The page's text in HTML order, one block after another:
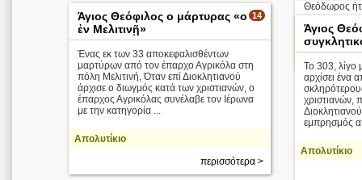
Θεόδωρος
Απολυτίκιο
14
Άγιος Θεόφιλος ο μάρτυρας «ο
ἐν Μελιτινῇ»
Ένας εκ των 33 αποκεφαλισθέντων
μαρτύρων από τον έπαρχο Αγρικόλα στη
πόλη Μελιτινή, Όταν επί Διοκλητιανού
άρχισε ο διωγμός κατά των χριστιανών, ο
έπαρχος Αγρικόλας συνέλαβε τον Ιέρωνα
με την κατηγορία ...
Απολυτίκιο
περισσότερα >
Άγιος
Το 303, λίγο
αρχίσει ένα
χριστιανών,
εμπρησμός
Απολυτίκιο